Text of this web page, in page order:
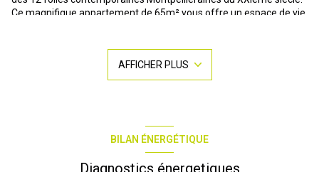
Ce magnifique appartement de 65m² vous offre un espace de vie
Stationnement: Bénéficiez d'un emplacement de stationnement
sécurisé en sous-sol, offrant une tranquillité d'esprit inégalée pour
vos véhicules. Emplacement Idéal: Niché entre Odysseum et la
proximité, ainsi que des transports en commun (5 lignes de bus et
les tramways 1 et 3 à moins de 5 minutes) sont à votre portée,
rendant votre quotidien plus facile que jamais. Certaines
AFFICHER PLUS
BILAN ÉNERGÉTIQUE